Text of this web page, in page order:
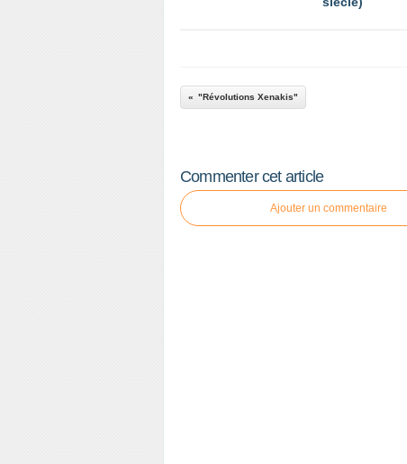
"Révolutions Xenakis"
Commenter cet article
Ajouter un commentaire